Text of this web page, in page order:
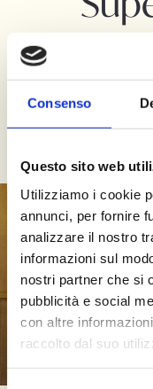
Consenso
Questo sito web
Utilizziamo i cookie
annunci, per fornire
analizzare il nostro
informazioni sul
nostri partner che si
pubblicità e social
con altre
raccolto dal suo
Luminose e